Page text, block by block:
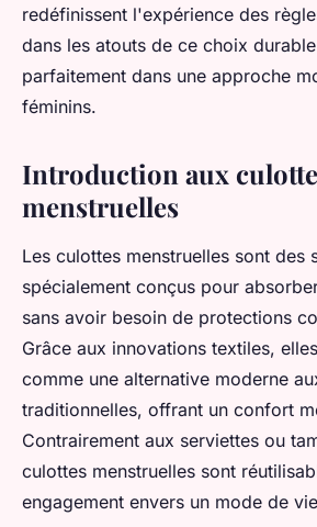
redéfinissent l'expérience des
dans les atouts de ce choix
parfaitement dans une approche
féminins.
Introduction aux
menstruelles
Les culottes menstruelles sont des
spécialement conçus pour
sans avoir besoin de protections
Grâce aux innovations textiles,
comme une alternative moderne
traditionnelles, offrant un confort
Contrairement aux serviettes ou
culottes menstruelles sont
engagement envers un mode de